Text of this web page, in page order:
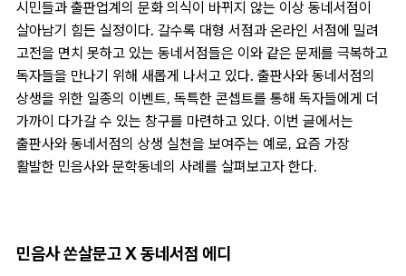
시민들과 출판업계의 문화 의식이 바뀌지 않는 이상 동네서점이
살아남기 힘든 실정이다. 갈수록 대형 서점과 온라인 서점에 밀려
고전을 면치 못하고 있는 동네서점들은 이와 같은 문제를 극복하고
독자들을 만나기 위해 새롭게 나서고 있다. 출판사와 동네서점의
상생을 위한 일종의 이벤트, 독특한 콘셉트를 통해 독자들에게 더
가까이 다가갈 수 있는 창구를 마련하고 있다. 이번 글에서는
출판사와 동네서점의 상생 실천을 보여주는 예로, 요즘 가장
활발한 민음사와 문학동네의 사례를 살펴보고자 한다.
민음사 쏜살문고 X 동네서점 에디